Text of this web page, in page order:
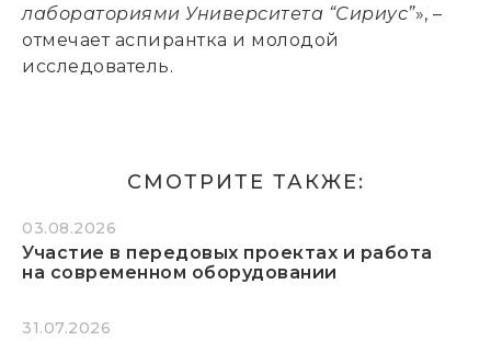
лабораториями Университета “Сириус”», –
отмечает аспирантка и молодой
исследователь.
СМОТРИТЕ ТАКЖЕ:
03.08.2026
Участие в передовых проектах и работа
на современном оборудовании
31.07.2026